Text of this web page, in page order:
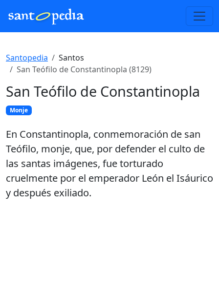
Santopedia
Santos
San Teófilo de Constantinopla (8129)
San Teófilo de Constantinopla
Monje
En Constantinopla, conmemoración de san
Teófilo, monje, que, por defender el culto de
las santas imágenes, fue torturado
cruelmente por el emperador León el Isáurico
y después exiliado.